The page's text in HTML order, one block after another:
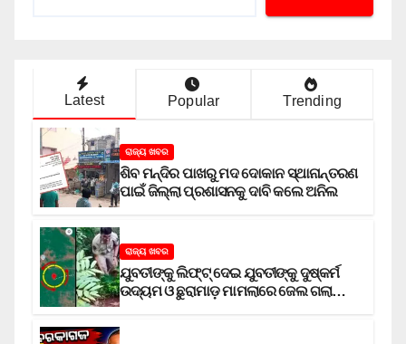
Latest Popular Trending
ରାଜ୍ୟ ଖବର
ଶିବ ମନ୍ଦିର ପାଖରୁ ମଦ ଦୋକାନ ସ୍ଥାନାନ୍ତରଣ
ପାଇଁ ଜିଲ୍ଲା ପ୍ରଶାସନକୁ ଦାବି କଲେ ଅନିଲ
ରାଜ୍ୟ ଖବର
ଯୁବତୀଙ୍କୁ ଲିଫ୍‌ଟ୍‌ ଦେଇ ଯୁବତୀଙ୍କୁ ଦୁଷ୍କର୍ମ
ଉଦ୍ୟମ ଓ ଛୁରାମାଡ଼ ମାମଲାରେ ଜେଲ ଗଲା